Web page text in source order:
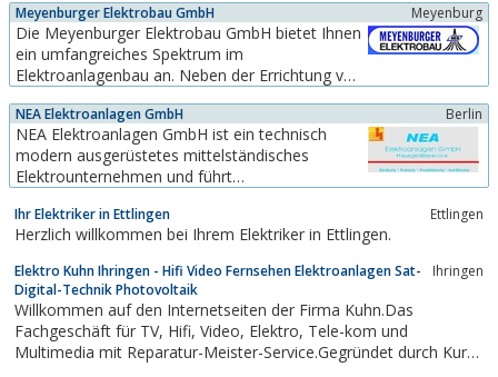
Meyenburger Elektrobau GmbH Meyenburg
Die Meyenburger Elektrobau GmbH bietet Ihnen
ein umfangreiches Spektrum im
Elektroanlagenbau an. Neben der Errichtung von
Bau von Telekommunikationsanlagen gehören
dazu auch Planung, Errichtung, Installation und
Wartung von Stark- und Schwachstromanlagen,
Straßenbeleuchtung und...
NEA Elektroanlagen GmbH Berlin
NEA Elektroanlagen GmbH ist ein technisch
modern ausgerüstetes mittelständisches
Elektrounternehmen und führt
beraten und Projektieren. Darüber hinaus sind
wir ein Fachbetrieb für Gebäudetechnik.
Ihr Elektriker in Ettlingen Ettlingen
Herzlich willkommen bei Ihrem Elektriker in Ettlingen.
Elektro Kuhn Ihringen - Hifi Video Fernsehen Elektroanlagen Sat-
Digital-Technik Photovoltaik
Ihringen
Willkommen auf den Internetseiten der Firma Kuhn.Das
Fachgeschäft für TV, Hifi, Video, Elektro, Tele-kom und
Multimedia mit Reparatur-Meister-Service.Gegründet durch Kurt